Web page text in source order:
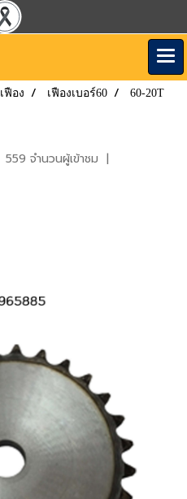
เฟือง เฟืองเบอร์60 60-20T
559 จำนวนผู้เข้าชม |